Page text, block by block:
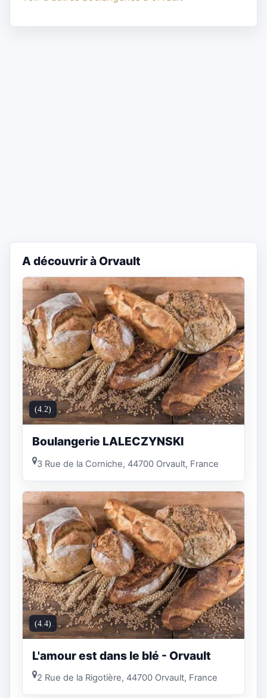
A découvrir à Orvault
(4.2)
Boulangerie LALECZYNSKI
3 Rue de la Corniche, 44700 Orvault, France
(4.4)
L'amour est dans le blé - Orvault
2 Rue de la Rigotière, 44700 Orvault, France